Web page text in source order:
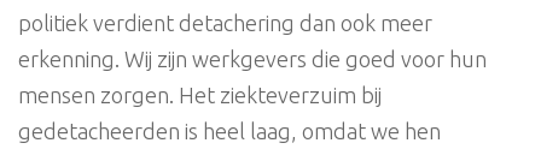
politiek verdient detachering dan ook meer
erkenning. Wij zijn werkgevers die goed voor hun
mensen zorgen. Het ziekteverzuim bij
gedetacheerden is heel laag, omdat we hen